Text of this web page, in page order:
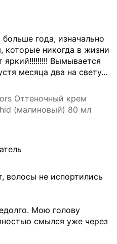
года, изначально
которые никогда в жизни
яркий!!!!!!!!! Вымывается
месяца два на свету…
Оттеночный крем
(малиновый) 80 мл
волосы не испортились
Мою голову
смылся уже через